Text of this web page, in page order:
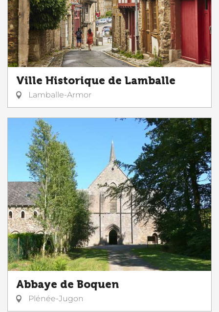
Ville Historique de Lamballe
Lamballe-Armor
Abbaye de Boquen
Plénée-Jugon